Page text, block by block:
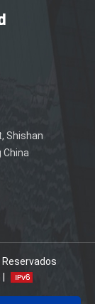
Shishan
China
Reservados